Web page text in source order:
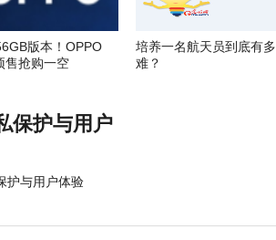
版本！OPPO
售抢购一空
培养一名航天员到底有多
难？
保护与用户
护与用户体验